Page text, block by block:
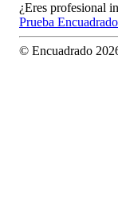
¿Eres profesional
Prueba
© Encuadrado